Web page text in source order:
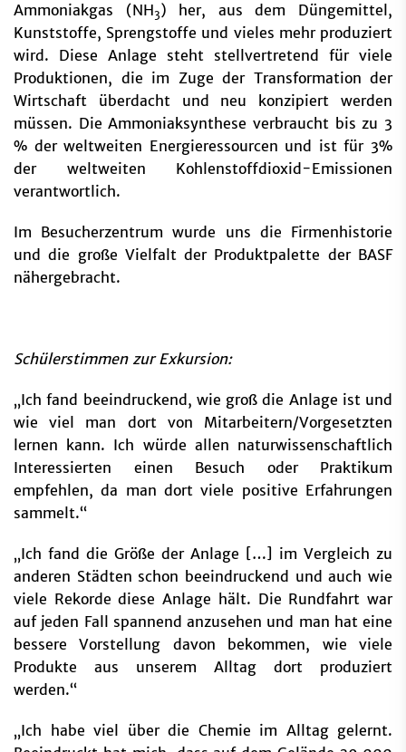
Ammoniakgas (NH3) her, aus dem Düngemittel,
Kunststoffe, Sprengstoffe und vieles mehr produziert
wird. Diese Anlage steht stellvertretend für viele
Produktionen, die im Zuge der Transformation der
Wirtschaft überdacht und neu konzipiert werden
müssen. Die Ammoniaksynthese verbraucht bis zu 3
% der weltweiten Energieressourcen und ist für 3%
der weltweiten Kohlenstoffdioxid-Emissionen
verantwortlich.
Im Besucherzentrum wurde uns die Firmenhistorie
und die große Vielfalt der Produktpalette der BASF
nähergebracht.
Schülerstimmen zur Exkursion:
„Ich fand beeindruckend, wie groß die Anlage ist und
wie viel man dort von Mitarbeitern/Vorgesetzten
lernen kann. Ich würde allen naturwissenschaftlich
Interessierten einen Besuch oder Praktikum
empfehlen, da man dort viele positive Erfahrungen
sammelt.“
„Ich fand die Größe der Anlage […] im Vergleich zu
anderen Städten schon beeindruckend und auch wie
viele Rekorde diese Anlage hält. Die Rundfahrt war
auf jeden Fall spannend anzusehen und man hat eine
bessere Vorstellung davon bekommen, wie viele
Produkte aus unserem Alltag dort produziert
werden.“
„Ich habe viel über die Chemie im Alltag gelernt.